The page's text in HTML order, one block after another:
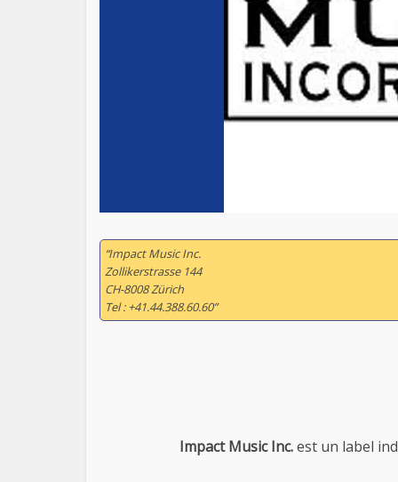
“Impact Music Inc.
Zollikerstrasse 144
CH-8008 Zürich
Tel : +41.44.388.60.60”
Impact Music Inc.est un label